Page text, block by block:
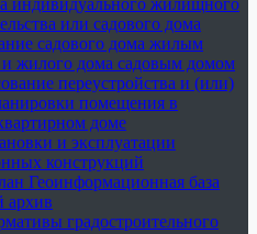
индивидуального жилищного
или садового дома
садового дома жилым
жилого дома садовым домом
переустройства и (или)
помещения в
доме
и эксплуатации
конструкций
Геоинформационная база
архив
градостроительного